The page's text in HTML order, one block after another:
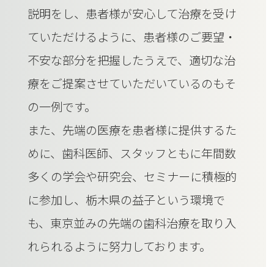
し、日々努力しています。患者様に充分な
説明をし、患者様が安心して治療を受け
ていただけるように、患者様のご要望・
不安な部分を把握したうえで、適切な治
療をご提案させていただいているのもそ
の一例です。
また、先端の医療を患者様に提供するた
めに、歯科医師、スタッフともに年間数
多くの学会や研究会、セミナーに積極的
に参加し、栃木県の益子という環境で
も、東京並みの先端の歯科治療を取り入